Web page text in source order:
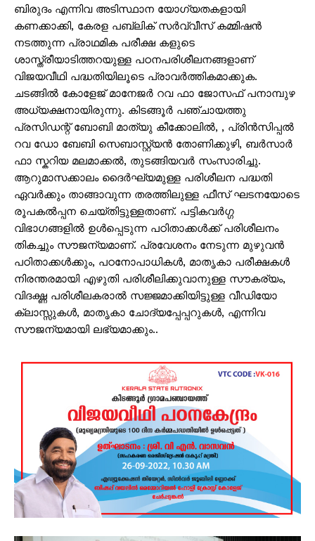
ബിരുദം എന്നിവ അടിസ്ഥാന യോഗ്യതകളായി
കണക്കാക്കി, കേരള പബ്ലിക് സർവ്വീസ് കമ്മിഷൻ
നടത്തുന്ന പ്രാഥമിക പരീക്ഷ കളുടെ
ശാസ്ത്രീയാടിത്തറയുള്ള പഠനപരിശീലനങ്ങളാണ്
വിജയവീഥി പദ്ധതിയിലൂടെ പ്രാവർത്തികമാക്കുക.
ചടങ്ങിൽ കോളേജ് മാനേജർ റവ ഫാ ജോസഫ് പനാമ്പുഴ
അധ്യക്ഷനായിരുന്നു. കിടങ്ങൂർ പഞ്ചായത്തു
പ്രസിഡന്റ് ബോബി മാത്യു കീക്കോലിൽ, , പ്രിൻസിപ്പൽ
റവ ഡോ ബേബി സെബാസ്റ്റ്യൻ തോണിക്കുഴി, ബർസാർ
ഫാ സ്കറിയ മലമാക്കൽ, തുടങ്ങിയവർ സംസാരിച്ചു.
ആറുമാസക്കാലം ദൈർഘ്യമുള്ള പരിശീലന പദ്ധതി
ഏവർക്കും താങ്ങാവുന്ന തരത്തിലുള്ള ഫീസ് ഘടനയോടെ
രൂപകൽപ്പന ചെയ്തിട്ടുള്ളതാണ്. പട്ടികവർഗ്ഗ
വിഭാഗങ്ങളിൽ ഉൾപ്പെടുന്ന പഠിതാക്കൾക്ക് പരിശീലനം
തികച്ചും സൗജന്യമാണ്. പ്രവേശനം നേടുന്ന മുഴുവൻ
പഠിതാക്കൾക്കും, പഠനോപാധികൾ, മാതൃകാ പരീക്ഷകൾ
നിരന്തരമായി എഴുതി പരിശീലിക്കുവാനുള്ള സൗകര്യം,
വിദഗ്ദ്ധ പരിശീലകരാൽ സജ്ജമാക്കിയിട്ടുള്ള വീഡിയോ
ക്ലാസ്സുകൾ, മാതൃകാ ചോദ്യപ്പേപ്പറുകൾ, എന്നിവ
സൗജന്യമായി ലഭ്യമാക്കും..